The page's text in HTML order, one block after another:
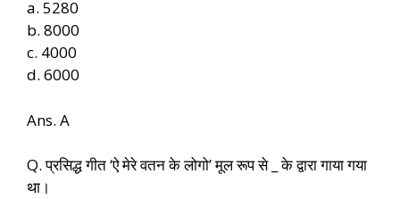
a. 5280
b. 8000
c. 4000
d. 6000
Ans. A
Q. प्रसिद्ध गीत ‘ऐ मेरे वतन के लोगो’ मूल रूप से _ के द्वारा गाया गया
था।